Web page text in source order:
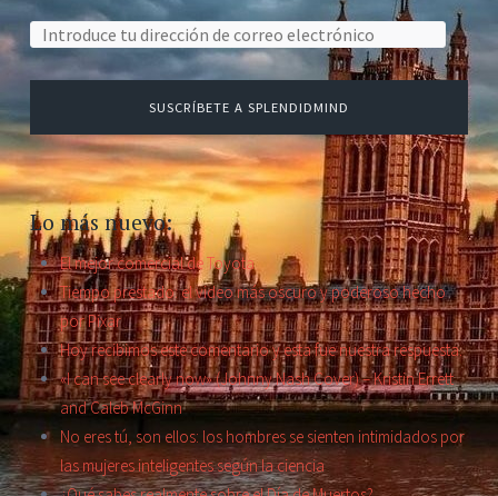
Dirección de correo electrónico:
SUSCRÍBETE A SPLENDIDMIND
Lo más nuevo:
El mejor comercial de Toyota
Tiempo prestado: el video más oscuro y poderoso hecho
por Pixar
Hoy recibimos este comentario y esta fue nuestra respuesta.
«I can see clearly now» (Johnny Nash Cover) – Kristin Errett
and Caleb McGinn
No eres tú, son ellos: los hombres se sienten intimidados por
las mujeres inteligentes según la ciencia